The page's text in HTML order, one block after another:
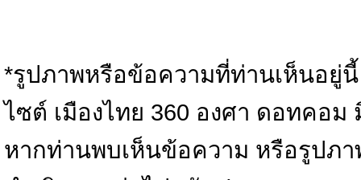
*รูปภาพหรือข้อความที่ท่านเห็นอยู่นี้
ไซต์ เมืองไทย 360 องศา ดอทคอม
หากท่านพบเห็นข้อความ หรือรูปภ